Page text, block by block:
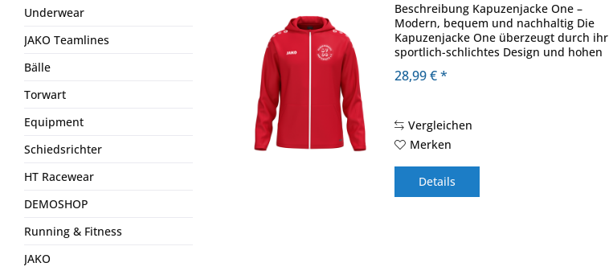
Underwear
JAKO Teamlines
Bälle
Torwart
Equipment
Schiedsrichter
HT Racewear
DEMOSHOP
Running & Fitness
JAKO
Beschreibung Kapuzenjacke One –
Modern, bequem und nachhaltig Die
Kapuzenjacke One überzeugt durch ihr
sportlich-schlichtes Design und hohen
Fleece sorgt für ein angenehm weiches
28,99 € *
Vergleichen
Merken
Details